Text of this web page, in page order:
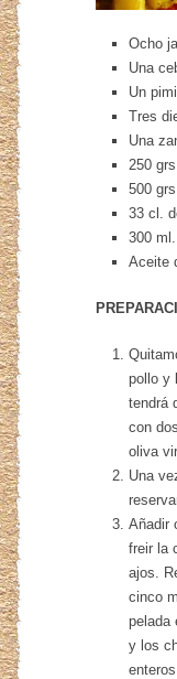
Ocho
Una
Un
Tres
Una
250
500
33 cl.
300
Aceite
pollo y
tendrá
con
oliva
Una
Añadir
freir la
ajos.
cinco
pelada
y los
enteros.